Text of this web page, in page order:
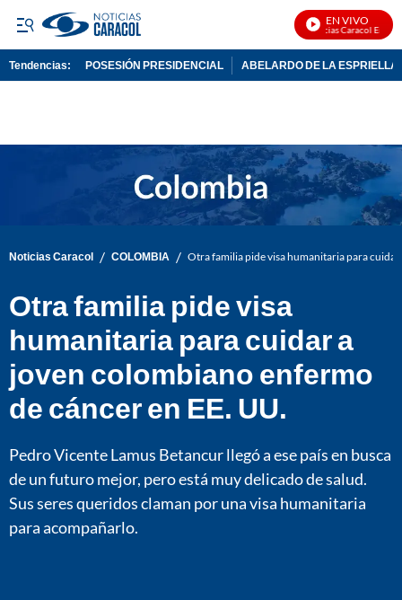
EN VIVO
Noticias Caracol En Vivo
Tendencias: POSESIÓN PRESIDENCIAL ABELARDO DE LA ESPRIELLA
Noticias Caracol / COLOMBIA / Otra familia pide visa humanitaria para
Otra familia pide visa
humanitaria para cuidar a
joven colombiano enfermo
de cáncer en EE. UU.
Pedro Vicente Lamus Betancur llegó a ese país en busca
de un futuro mejor, pero está muy delicado de salud.
Sus seres queridos claman por una visa humanitaria
para acompañarlo.